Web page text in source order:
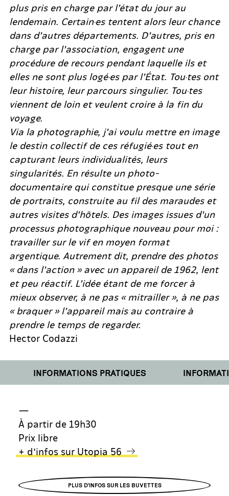
plus pris en charge par l’état du jour au
lendemain. Certain·es tentent alors leur chance
dans d’autres départements. D’autres, pris en
charge par l’association, engagent une
procédure de recours pendant laquelle ils et
elles ne sont plus logé·es par l’État. Tou·tes ont
leur histoire, leur parcours singulier. Tou·tes
viennent de loin et veulent croire à la fin du
voyage.
Via la photographie, j’ai voulu mettre en image
le destin collectif de ces réfugié·es tout en
capturant leurs individualités, leurs
singularités. En résulte un photo-
documentaire qui constitue presque une série
de portraits, construite au fil des maraudes et
autres visites d’hôtels. Des images issues d’un
processus photographique nouveau pour moi :
travailler sur le vif en moyen format
argentique. Autrement dit, prendre des photos
« dans l’action » avec un appareil de 1962, lent
et peu réactif. L’idée étant de me forcer à
mieux observer, à ne pas « mitrailler », à ne pas
« braquer » l’appareil mais au contraire à
prendre le temps de regarder.
Hector Codazzi
INFORMATIONS PRATIQUES
—
À partir de 19h30
Prix libre
+ d’infos sur Utopia 56
PLUS D'INFOS SUR LES BUVETTES